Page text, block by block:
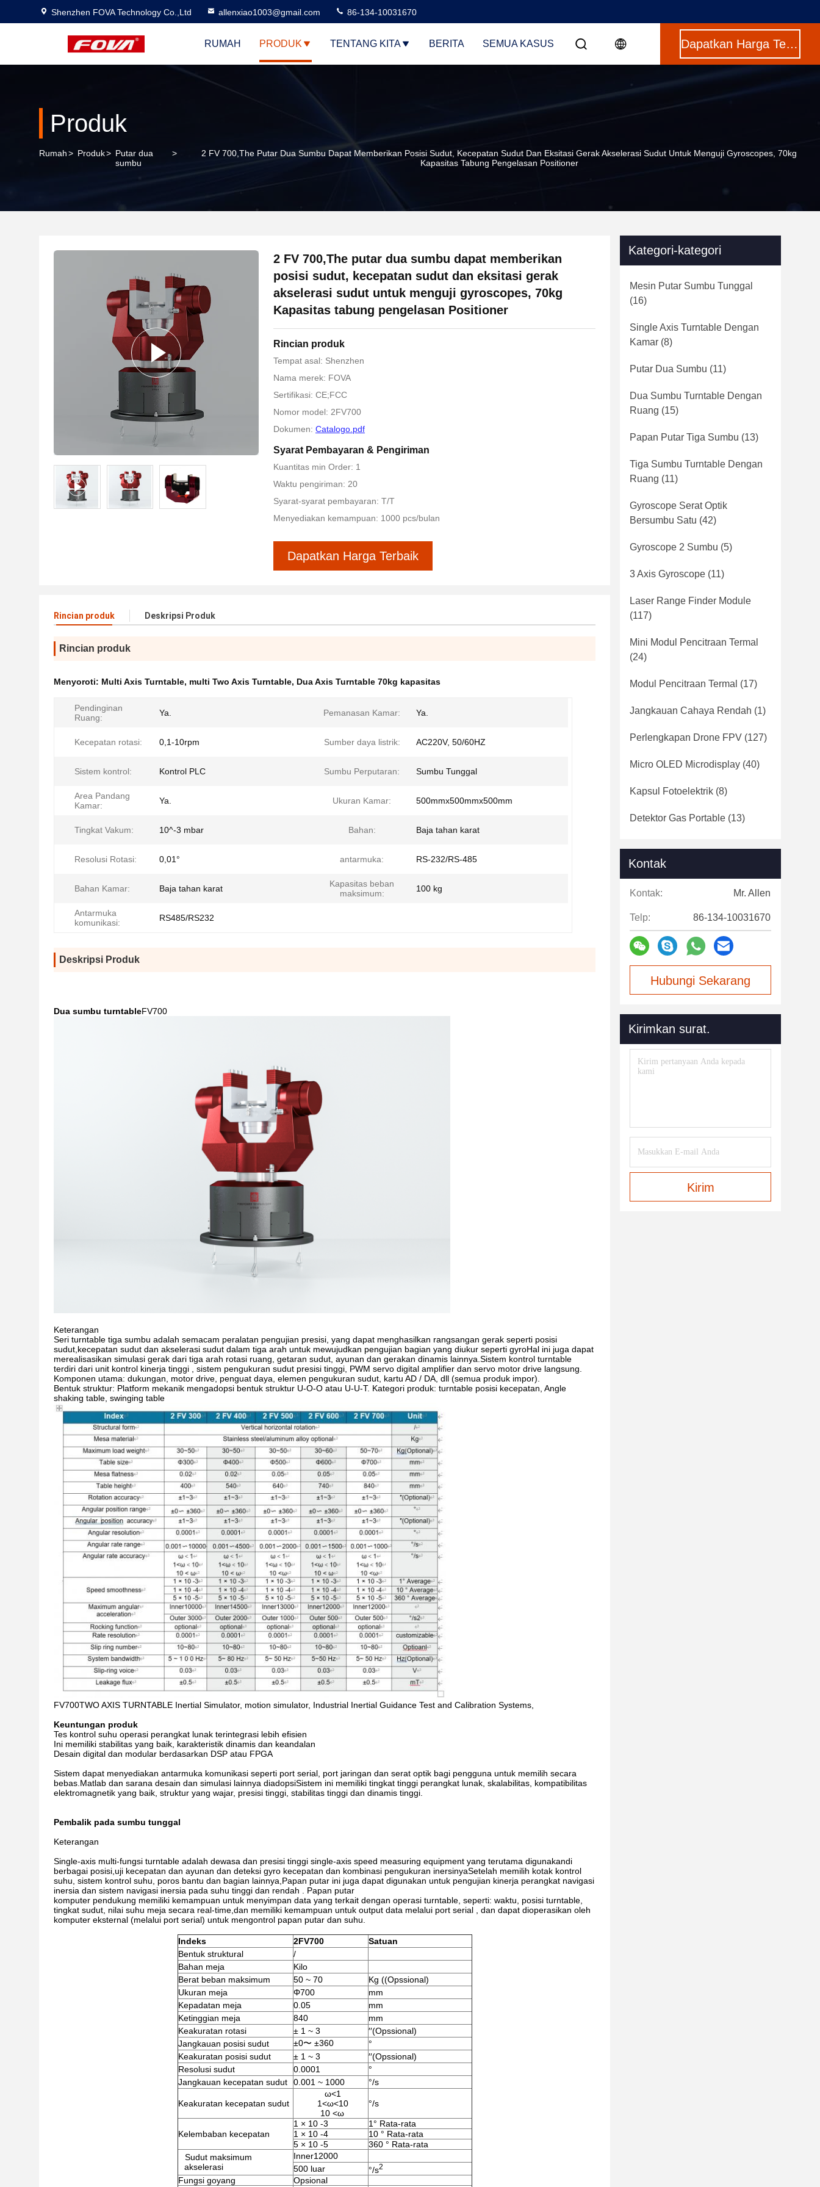
Shenzhen FOVA Technology Co.,Ltd allenxiao1003@gmail.com 86-134-10031670
RUMAH PRODUK TENTANG KITA BERITA SEMUA KASUS Dapatkan Harga Terbaik
Produk
Rumah> Produk> Putar dua
sumbu
>
2 FV 700,The Putar Dua Sumbu Dapat Memberikan Posisi Sudut, Kecepatan Sudut Dan Eksitasi Gerak Akselerasi Sudut Untuk Menguji Gyroscopes, 70kg
Kapasitas Tabung Pengelasan Positioner
2 FV 700,The putar dua sumbu dapat memberikan
posisi sudut, kecepatan sudut dan eksitasi gerak
akselerasi sudut untuk menguji gyroscopes, 70kg
Kapasitas tabung pengelasan Positioner
Rincian produk
Tempat asal: Shenzhen
Nama merek: FOVA
Sertifikasi: CE;FCC
Nomor model: 2FV700
Dokumen: Catalogo.pdf
Syarat Pembayaran & Pengiriman
Kuantitas min Order: 1
Waktu pengiriman: 20
Syarat-syarat pembayaran: T/T
Menyediakan kemampuan: 1000 pcs/bulan
Dapatkan Harga Terbaik
Rincian produk Deskripsi Produk
Rincian produk
Menyoroti: Multi Axis Turntable, multi Two Axis Turntable, Dua Axis Turntable 70kg kapasitas
Pendinginan
Ruang:
Ya. Pemanasan Kamar: Ya.
Kecepatan rotasi: 0,1-10rpm Sumber daya listrik: AC220V, 50/60HZ
Sistem kontrol: Kontrol PLC Sumbu Perputaran: Sumbu Tunggal
Area Pandang
Kamar:
Ya. Ukuran Kamar: 500mmx500mmx500mm
Tingkat Vakum: 10^-3 mbar Bahan: Baja tahan karat
Resolusi Rotasi: 0,01° antarmuka: RS-232/RS-485
Bahan Kamar: Baja tahan karat
Kapasitas beban
maksimum:
100 kg
Antarmuka
komunikasi:
RS485/RS232
Deskripsi Produk
Dua sumbu turntableFV700
Keterangan
Seri turntable tiga sumbu adalah semacam peralatan pengujian presisi, yang dapat menghasilkan rangsangan gerak seperti posisi
sudut,kecepatan sudut dan akselerasi sudut dalam tiga arah untuk mewujudkan pengujian bagian yang diukur seperti gyroHal ini juga dapat
merealisasikan simulasi gerak dari tiga arah rotasi ruang, getaran sudut, ayunan dan gerakan dinamis lainnya.Sistem kontrol turntable
terdiri dari unit kontrol kinerja tinggi , sistem pengukuran sudut presisi tinggi, PWM servo digital amplifier dan servo motor drive langsung.
Komponen utama: dukungan, motor drive, penguat daya, elemen pengukuran sudut, kartu AD / DA, dll (semua produk impor).
Bentuk struktur: Platform mekanik mengadopsi bentuk struktur U-O-O atau U-U-T. Kategori produk: turntable posisi kecepatan, Angle
shaking table, swinging table
FV700TWO AXIS TURNTABLE Inertial Simulator, motion simulator, Industrial Inertial Guidance Test and Calibration Systems,
Keuntungan produk
Tes kontrol suhu operasi perangkat lunak terintegrasi lebih efisien
Ini memiliki stabilitas yang baik, karakteristik dinamis dan keandalan
Desain digital dan modular berdasarkan DSP atau FPGA
Sistem dapat menyediakan antarmuka komunikasi seperti port serial, port jaringan dan serat optik bagi pengguna untuk memilih secara
bebas.Matlab dan sarana desain dan simulasi lainnya diadopsiSistem ini memiliki tingkat tinggi perangkat lunak, skalabilitas, kompatibilitas
elektromagnetik yang baik, struktur yang wajar, presisi tinggi, stabilitas tinggi dan dinamis tinggi.
Pembalik pada sumbu tunggal
Keterangan
Single-axis multi-fungsi turntable adalah dewasa dan presisi tinggi single-axis speed measuring equipment yang terutama digunakandi
berbagai posisi,uji kecepatan dan ayunan dan deteksi gyro kecepatan dan kombinasi pengukuran inersinyaSetelah memilih kotak kontrol
suhu, sistem kontrol suhu, poros bantu dan bagian lainnya,Papan putar ini juga dapat digunakan untuk pengujian kinerja perangkat navigasi
inersia dan sistem navigasi inersia pada suhu tinggi dan rendah . Papan putar
komputer pendukung memiliki kemampuan untuk menyimpan data yang terkait dengan operasi turntable, seperti: waktu, posisi turntable,
tingkat sudut, nilai suhu meja secara real-time,dan memiliki kemampuan untuk output data melalui port serial , dan dapat dioperasikan oleh
komputer eksternal (melalui port serial) untuk mengontrol papan putar dan suhu.
Indeks 2FV700
Satuan
Bentuk struktural
/
Bahan meja
Kilo
Berat beban maksimum
50 ~ 70
Kg ((Opssional)
Ukuran meja
Φ700
mm
Kepadatan meja
0.05
mm
Ketinggian meja
840
mm
Keakuratan rotasi
± 1 ~ 3
′′(Opssional)
Jangkauan posisi sudut
±0〜 ±360
°
Keakuratan posisi sudut
± 1 ~ 3
′′(Opssional)
Resolusi sudut
0.0001
°
Jangkauan kecepatan sudut
0.001 ~ 1000 °/s
Keakuratan kecepatan sudut
ω<1
1<ω<10
10 <ω
°/s
Kelembaban kecepatan
1 × 10 -3
1° Rata-rata
1 × 10 -4
10 ° Rata-rata
5 × 10 -5
360 ° Rata-rata
Sudut maksimum
akselerasi
Inner12000
500 luar
°/s2
Fungsi goyang Opsional
Kategori-kategori
Mesin Putar Sumbu Tunggal
(16)
Single Axis Turntable Dengan
Kamar (8)
Putar Dua Sumbu (11)
Dua Sumbu Turntable Dengan
Ruang (15)
Papan Putar Tiga Sumbu (13)
Tiga Sumbu Turntable Dengan
Ruang (11)
Gyroscope Serat Optik
Bersumbu Satu (42)
Gyroscope 2 Sumbu (5)
3 Axis Gyroscope (11)
Laser Range Finder Module
(117)
Mini Modul Pencitraan Termal
(24)
Modul Pencitraan Termal (17)
Jangkauan Cahaya Rendah (1)
Perlengkapan Drone FPV (127)
Micro OLED Microdisplay (40)
Kapsul Fotoelektrik (8)
Detektor Gas Portable (13)
Kontak
Kontak: Mr. Allen
Telp: 86-134-10031670
Hubungi Sekarang
Kirimkan surat.
Kirim